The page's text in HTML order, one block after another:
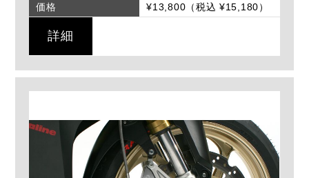
価格
¥13,800（税込 ¥15,180）
詳細